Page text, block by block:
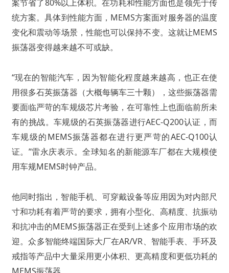
案节省了80%以上体积。在功耗和性能方面也是领先于传
统方案。具体到性能方面，MEMS方案面对服务器的温度
变化和震动等场景，性能也可以保持不变。这就让MEMS
振荡器变得越来越不可或缺。
“现在的智能汽车，因为智能化程度越来越高，也正在使
用很多石英振荡器（大概每辆车三十颗），这些振荡器需
要面临严苛的车规级芯片考验，在可靠性上也面临前所未
有的挑战。车规级的石英振荡器进行AEC-Q200认证，而
车规级的MEMS振荡器都在进行更严苛的AEC-Q100认
证。”雷永庆表示。全球知名的新能源车厂都在大规模使
用车规MEMS时钟产品。
他同时指出，智能手机、可穿戴设备等应用因为对内部尺
寸和功耗有着严苛的要求，拥有小型化、高精度、抗振动
和抗冲击的MEMS振荡器正在受到上述多个应用市场的欢
迎。众多智能终端国际大厂在AR/VR、智能手表、手环及
戒指等产品中大量采用更小体积、更高精度和更低功耗的